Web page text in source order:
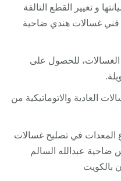
و تغيير القطع التالفة
غسالات هندي ضاحية
الغسالات، للحصول على
العادية والاتوماتيكية من
المعدات في تصليح غسالات
ضاحية عبدالله السالم
بالكويت